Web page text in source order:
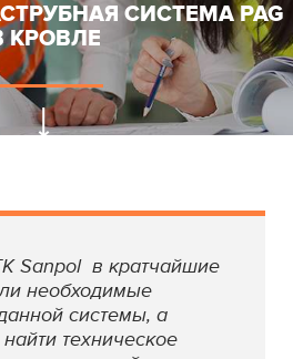
СИСТЕМА PAG
КРОВЛЕ
Sanpol в кратчайшие
необходимые
системы, а
техническое